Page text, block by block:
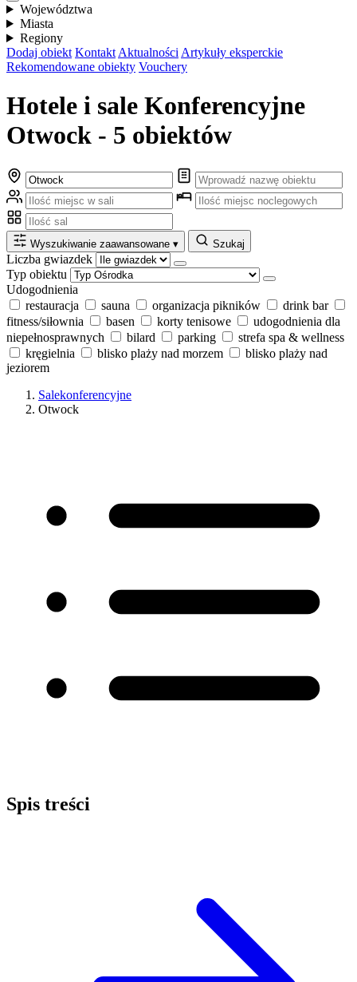
Województwa
Miasta
Regiony
Dodaj obiekt Kontakt Aktualności Artykuły eksperckie
Rekomendowane obiekty Vouchery
Hotele i sale Konferencyjne
Otwock - 5 obiektów
Wyszukiwanie zaawansowane ▾ Szukaj
Liczba gwiazdek
Typ obiektu
Udogodnienia
restauracja
sauna organizacja pikników
drink bar
fitness/siłownia
basen korty tenisowe
udogodnienia dla
niepełnosprawnych
bilard parking
strefa spa & wellness
kręgielnia
blisko plaży nad morzem
blisko plaży nad
jeziorem
Salekonferencyjne
Otwock
Spis treści